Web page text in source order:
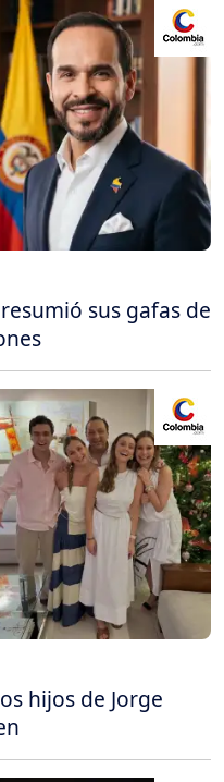
sus gafas de
hijos de Jorge